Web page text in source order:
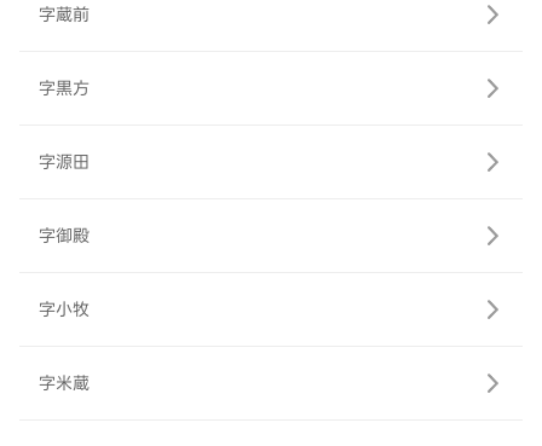
字蔵前
字黒方
字源田
字御殿
字小牧
字米蔵